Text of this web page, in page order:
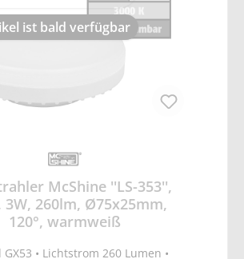
ist bald verfügbar
McShine ''LS-353'',
3W, 260lm, Ø75x25mm,
120°, warmweiß
GX53 • Lichtstrom 260 Lumen •